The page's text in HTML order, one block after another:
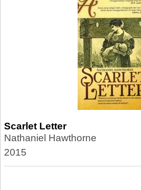
Scarlet Letter
Nathaniel Hawthorne
2015